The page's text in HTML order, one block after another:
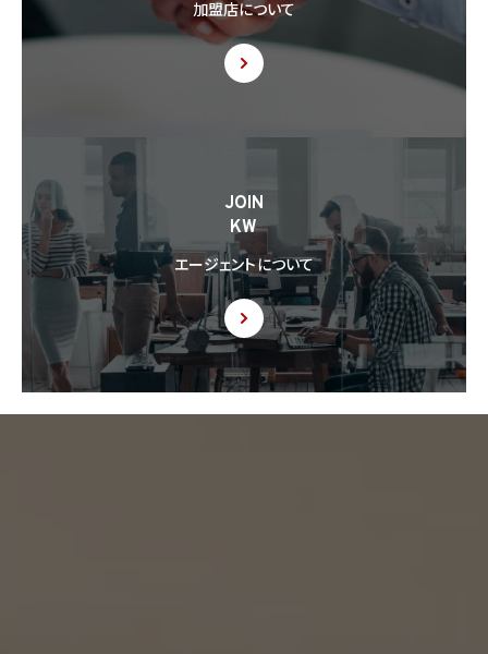
加盟店について
JOIN
KW
エージェントについて